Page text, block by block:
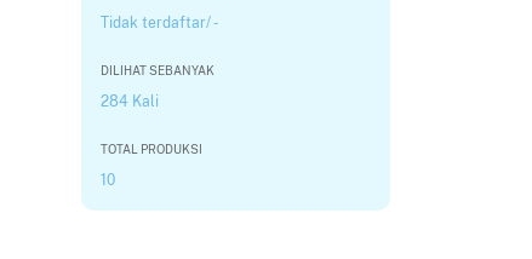
Tidak terdaftar/ -
DILIHAT SEBANYAK
284 Kali
TOTAL PRODUKSI
10